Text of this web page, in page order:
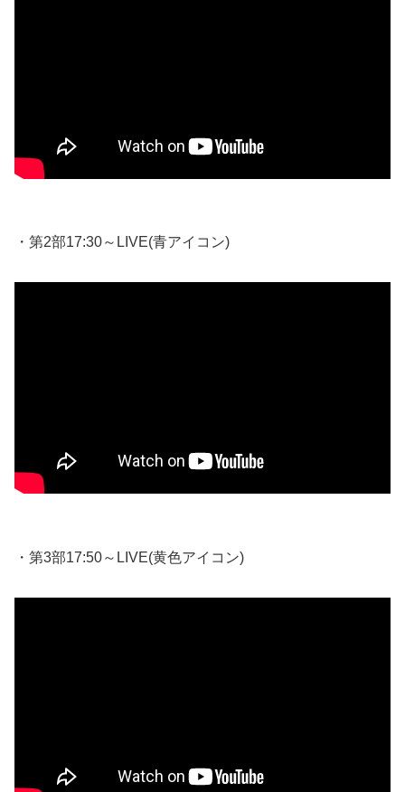
・第2部17:30～LIVE(青アイコン)
・第3部17:50～LIVE(黄色アイコン)